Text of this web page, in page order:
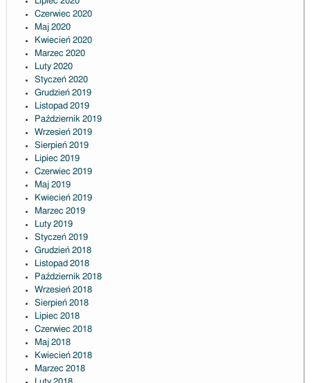
Czerwiec 2020
Maj 2020
Kwiecień 2020
Marzec 2020
Luty 2020
Styczeń 2020
Grudzień 2019
Listopad 2019
Październik 2019
Wrzesień 2019
Sierpień 2019
Lipiec 2019
Czerwiec 2019
Maj 2019
Kwiecień 2019
Marzec 2019
Luty 2019
Styczeń 2019
Grudzień 2018
Listopad 2018
Październik 2018
Wrzesień 2018
Sierpień 2018
Lipiec 2018
Czerwiec 2018
Maj 2018
Kwiecień 2018
Marzec 2018